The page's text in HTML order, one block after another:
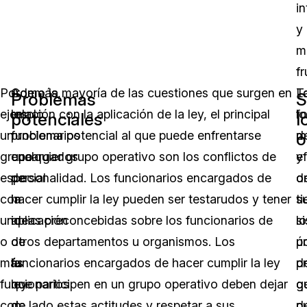
y
Por
ejemplo,
un
grupo
especial
con
uno
o
más
funcionarios
Además,
los
funcionarios
encargados
de
la
aplicación
de
la
ley
Problemas
potenciales
Como la mayoría de las cuestiones que surgen en
relación con la aplicación de la ley, el principal
problema potencial al que puede enfrentarse
cualquier grupo operativo son los conflictos de
personalidad. Los funcionarios encargados de
hacer cumplir la ley pueden ser testarudos y tener
ideas preconcebidas sobre los funcionarios de
otros departamentos u organismos. Los
funcionarios encargados de hacer cumplir la ley
que participen en un grupo operativo deben dejar
y